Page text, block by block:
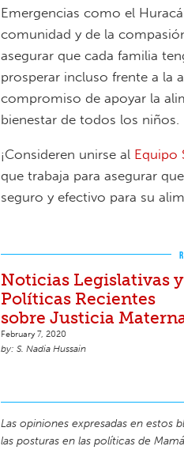
Emergencias como el
comunidad y de la
asegurar que cada familia
prosperar incluso frente a la
compromiso de apoyar la
bienestar de todos los niños.
¡Consideren unirse al Equipo
que trabaja para asegurar
seguro y efectivo para su
Noticias Legislativas y
Políticas Recientes
sobre Justicia
February 7, 2020
S. Nadia Hussain
Las opiniones expresadas en estos
las posturas en las políticas de